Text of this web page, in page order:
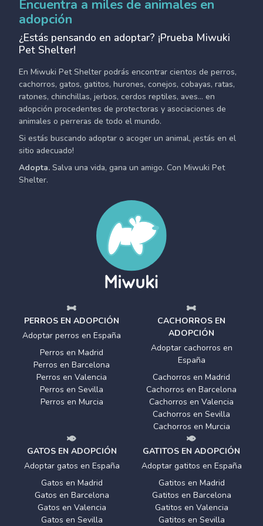
Encuentra a miles de animales en
adopción
¿Estás pensando en adoptar? ¡Prueba Miwuki
Pet Shelter!
En Miwuki Pet Shelter podrás encontrar cientos de perros,
cachorros, gatos, gatitos, hurones, conejos, cobayas, ratas,
ratones, chinchillas, jerbos, cerdos reptiles, aves... en
adopción procedentes de protectoras y asociaciones de
animales o perreras de todo el mundo.
Si estás buscando adoptar o acoger un animal, ¡estás en el
sitio adecuado!
Adopta. Salva una vida, gana un amigo. Con Miwuki Pet
Shelter.
PERROS EN ADOPCIÓN
Adoptar perros en España
Perros en Madrid
Perros en Barcelona
Perros en Valencia
Perros en Sevilla
Perros en Murcia
CACHORROS EN
ADOPCIÓN
Adoptar cachorros en
España
Cachorros en Madrid
Cachorros en Barcelona
Cachorros en Valencia
Cachorros en Sevilla
Cachorros en Murcia
GATOS EN ADOPCIÓN
Adoptar gatos en España
Gatos en Madrid
Gatos en Barcelona
Gatos en Valencia
Gatos en Sevilla
GATITOS EN ADOPCIÓN
Adoptar gatitos en España
Gatitos en Madrid
Gatitos en Barcelona
Gatitos en Valencia
Gatitos en Sevilla